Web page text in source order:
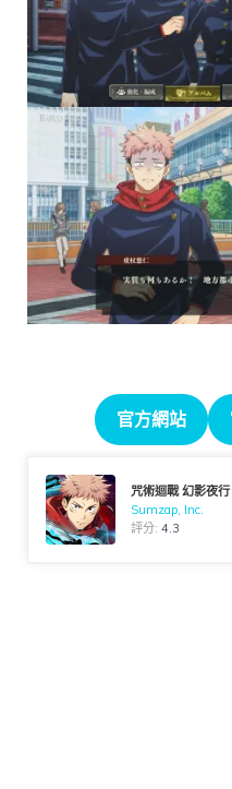
官方網站
咒術迴戰 幻影夜
Sumzap, Inc.
評分:4.3